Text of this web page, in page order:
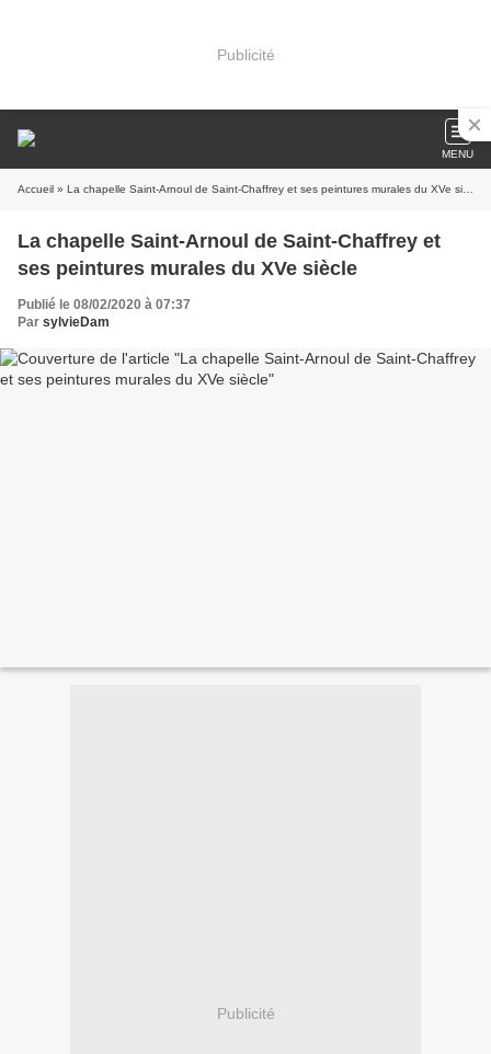
Publicité
MENU
Accueil » La chapelle Saint-Arnoul de Saint-Chaffrey et ses peintures murales du XVe siècle
La chapelle Saint-Arnoul de Saint-Chaffrey et
ses peintures murales du XVe siècle
Publié le 08/02/2020 à 07:37
Par sylvieDam
Publicité